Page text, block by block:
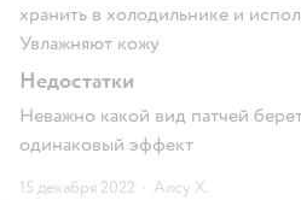
хранить в холодильнике и
Увлажняют кожу
Недостатки
Неважно какой вид патчей
одинаковый эффект
15 декабря 2022 · Алсу Х.